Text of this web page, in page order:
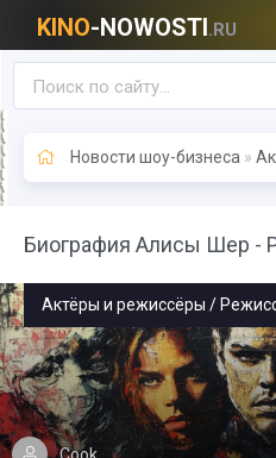
KINO-NOWOSTI.RU
Новости шоу-бизнеса »
Биография Алисы Шер -
Актёры и режиссёры /
Cook